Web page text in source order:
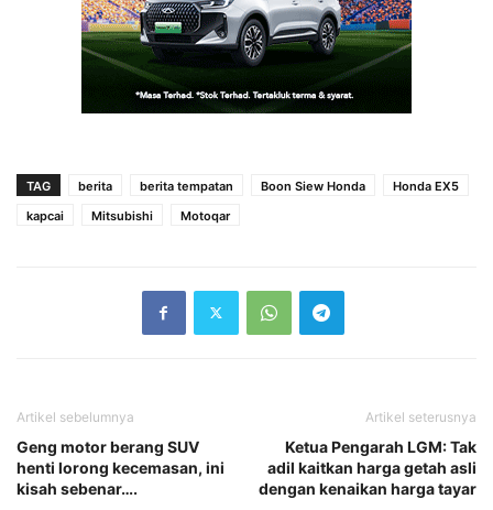
TAG berita berita tempatan Boon Siew Honda
Honda EX5
kapcai
Mitsubishi Motoqar
Artikel sebelumnya
Geng motor berang SUV
henti lorong kecemasan, ini
kisah sebenar….
Artikel seterusnya
Ketua Pengarah LGM: Tak
adil kaitkan harga getah asli
dengan kenaikan harga tayar